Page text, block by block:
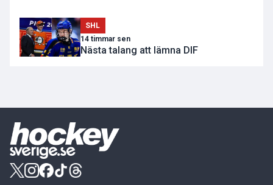
SHL
14 timmar sen
Nästa talang att lämna DIF